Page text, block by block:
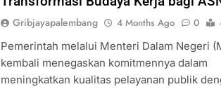
Gribjayapalembang 4 Months Ago 0
Pemerintah melalui Menteri Dalam Negeri
kembali menegaskan komitmennya dalam
meningkatkan kualitas pelayanan publik